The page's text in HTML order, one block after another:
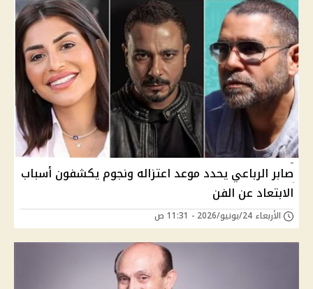
صابر الرباعي يحدد موعد اعتزاله ونجوم يكشفون أسباب
الابتعاد عن الفن
الأربعاء 24/يونيو/2026 - 11:31 ص